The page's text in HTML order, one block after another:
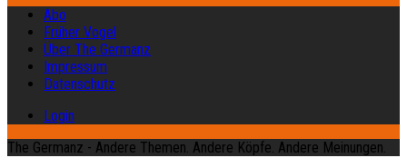
Abo
Früher Vogel
Über The Germanz
Impressum
Datenschutz
Login
The Germanz - Andere Themen. Andere Köpfe. Andere Meinungen.